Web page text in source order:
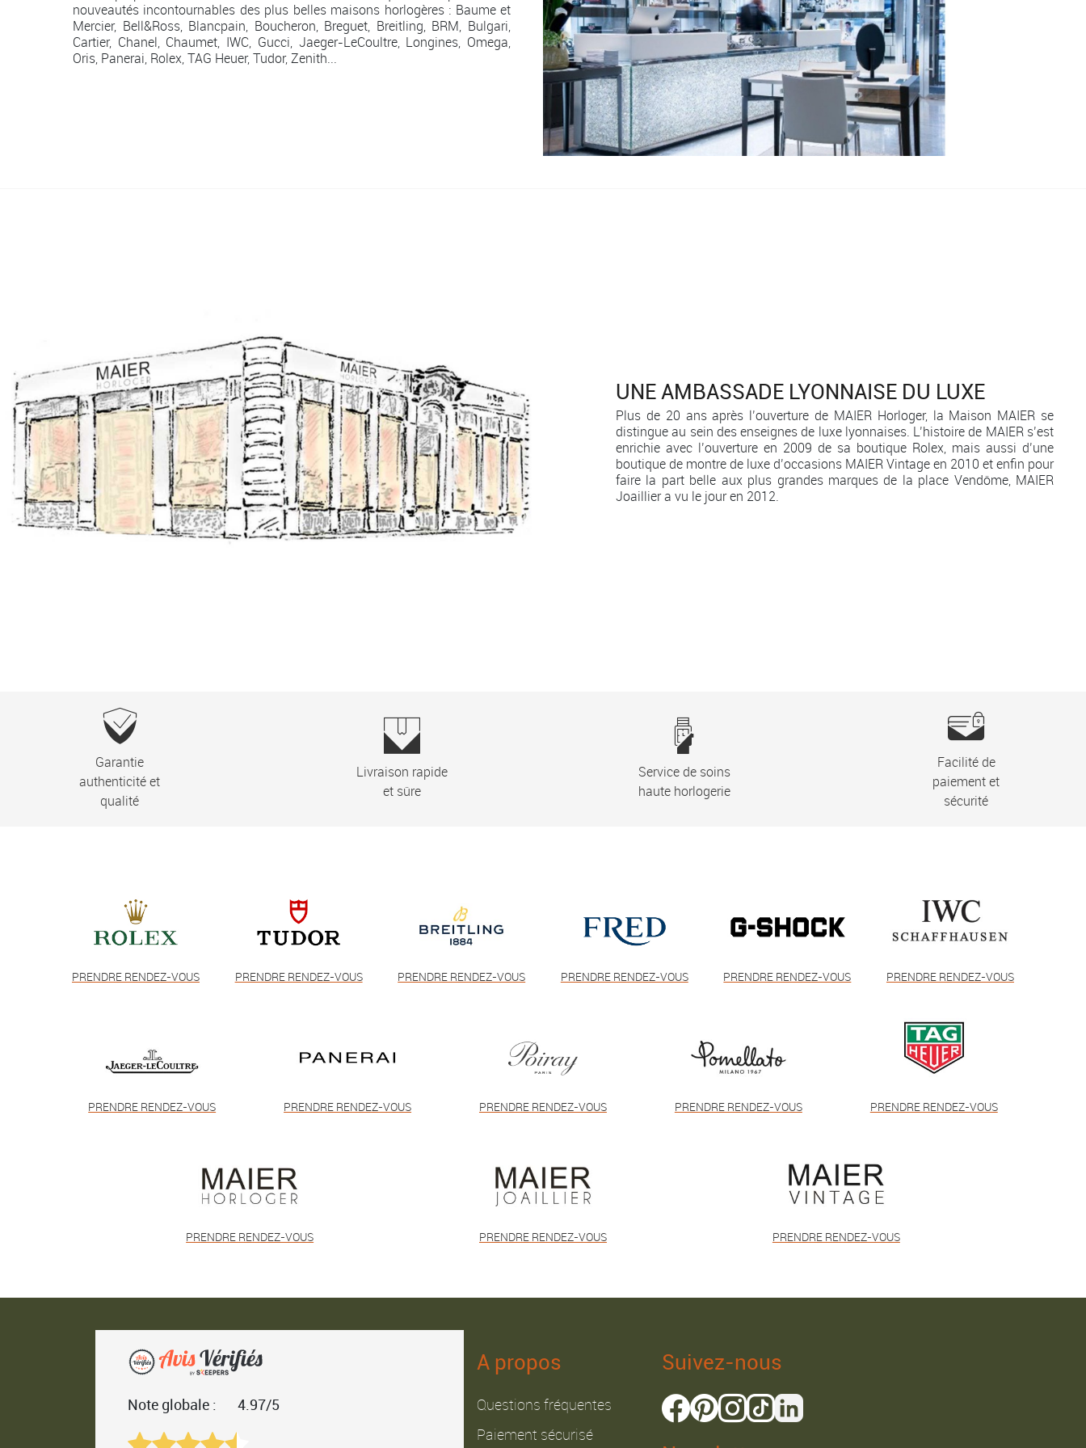
nouveautés incontournables des plus belles maisons horlogères : Baume et
Mercier, Bell&Ross, Blancpain, Boucheron, Breguet, Breitling, BRM, Bulgari,
Cartier, Chanel, Chaumet, IWC, Gucci, Jaeger-LeCoultre, Longines, Omega,
Oris, Panerai, Rolex, TAG Heuer, Tudor, Zenith...
UNE AMBASSADE LYONNAISE DU LUXE
Plus de 20 ans après l’ouverture de MAIER Horloger, la Maison MAIER se
distingue au sein des enseignes de luxe lyonnaises. L’histoire de MAIER s’est
enrichie avec l’ouverture en 2009 de sa boutique Rolex, mais aussi d’une
boutique de montre de luxe d’occasions MAIER Vintage en 2010 et enfin pour
faire la part belle aux plus grandes marques de la place Vendôme, MAIER
Joaillier a vu le jour en 2012.
Garantie
authenticité et
qualité
Livraison rapide
et sûre
Service de soins
haute horlogerie
Facilité de
paiement et
sécurité
PRENDRE RENDEZ-VOUS PRENDRE RENDEZ-VOUS PRENDRE RENDEZ-VOUS PRENDRE RENDEZ-VOUS PRENDRE RENDEZ-VOUS PRENDRE RENDEZ-VOUS
PRENDRE RENDEZ-VOUS PRENDRE RENDEZ-VOUS PRENDRE RENDEZ-VOUS PRENDRE RENDEZ-VOUS PRENDRE RENDEZ-VOUS
PRENDRE RENDEZ-VOUS PRENDRE RENDEZ-VOUS PRENDRE RENDEZ-VOUS
Note globale : 4.97/5
A propos
Questions fréquentes
Paiement sécurisé
Suivez-nous